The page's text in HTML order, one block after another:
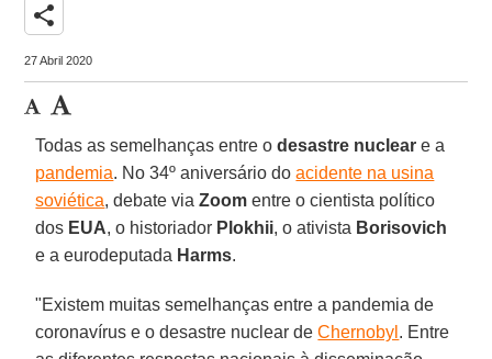
share
27 Abril 2020
Todas as semelhanças entre odesastre nuclear e a
pandemia. No 34º aniversário doacidente na usina
soviética, debate viaZoom entre o cientista político
dos EUA, o historiador Plokhii, o ativista Borisovich
e a eurodeputada Harms.
"Existem muitas semelhanças entre a pandemia de
coronavírus e o desastre nuclear deChernobyl . Entre